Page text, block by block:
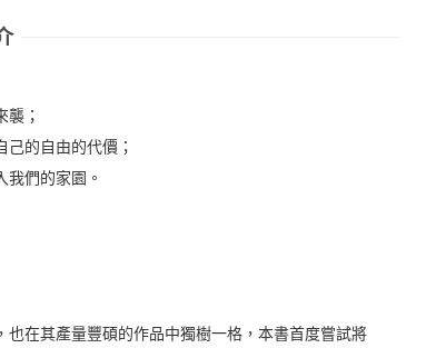
襲；
的自由的代價；
們的家園。
也在其產量豐碩的作品中獨樹一格，本書首度嘗試將